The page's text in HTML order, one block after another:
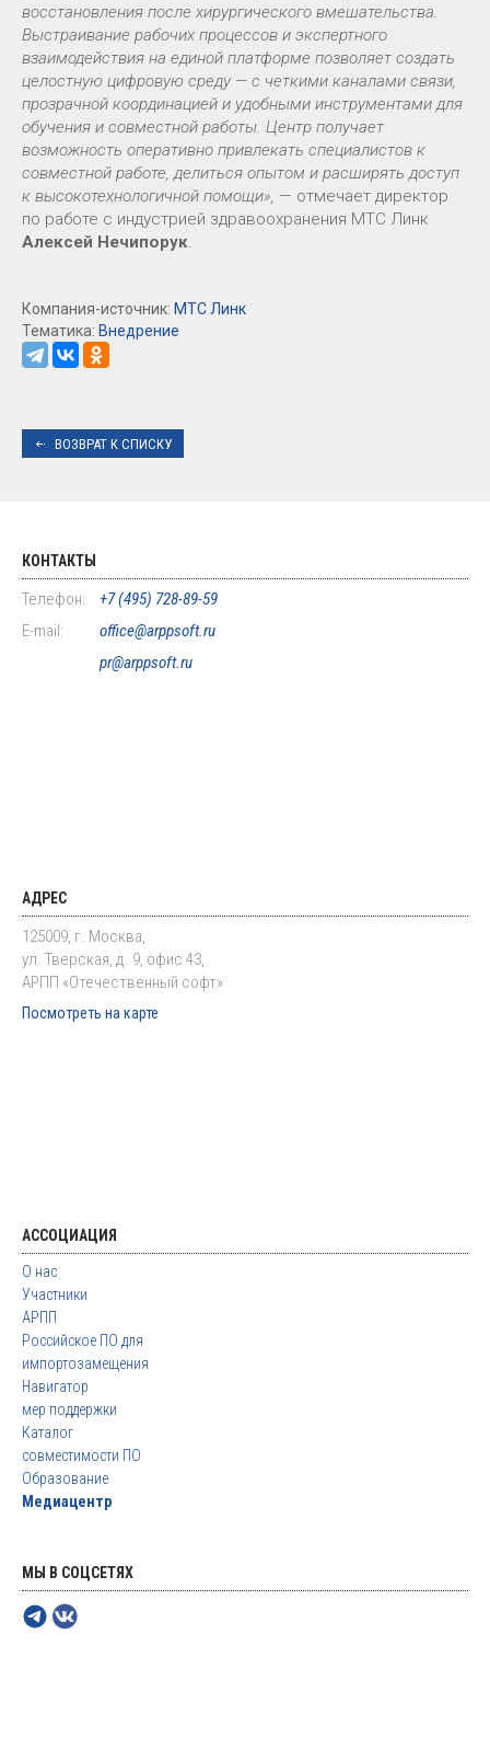
восстановления после хирургического вмешательства.
Выстраивание рабочих процессов и экспертного
взаимодействия на единой платформе позволяет создать
целостную цифровую среду — с четкими каналами связи,
прозрачной координацией и удобными инструментами для
обучения и совместной работы. Центр получает
возможность оперативно привлекать специалистов к
совместной работе, делиться опытом и расширять доступ
к высокотехнологичной помощи», — отмечает директор
по работе с индустрией здравоохранения МТС Линк
Алексей Нечипорук
Компания-источник: МТС Линк
Тематика: Внедрение
ВОЗВРАТ К СПИСКУ
КОНТАКТЫ
Телефон:
+7 (495) 728-89-59
E-mail:
office@arppsoft.ru
pr@arppsoft.ru
АДРЕС
125009, г. Москва,
ул. Тверская, д. 9, офис 43,
АРПП «Отечественный софт»
Посмотреть на карте
АССОЦИАЦИЯ
О нас
Участники
АРПП
Российское ПО для
импортозамещения
Навигатор
мер поддержки
Каталог
совместимости ПО
Образование
Медиацентр
МЫ В СОЦСЕТЯХ